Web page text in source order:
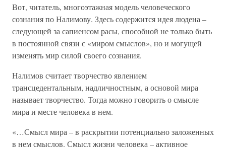
Вот, читатель, многоэтажная модель человеческого
сознания по Налимову. Здесь содержится идея людена –
следующей за сапиенсом расы, способной не только быть
в постоянной связи с «миром смыслов», но и могущей
изменять мир силой своего сознания.
Налимов считает творчество явлением
трансцедентальным, надличностным, а основой мира
называет творчество. Тогда можно говорить о смысле
мира и месте человека в нем.
«…Смысл мира – в раскрытии потенциально заложенных
в нем смыслов. Смысл жизни человека – активное